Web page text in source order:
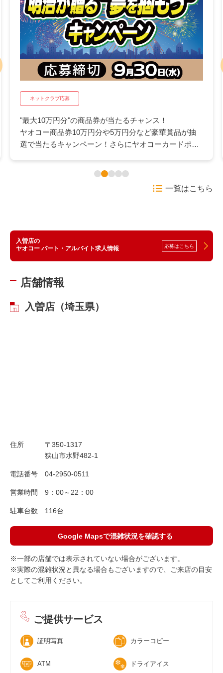
ネットクラブ応募
"最大10万円分"の商品券が当たるチャンス！
ヤオコー商品券10万円分や5万円分など豪華賞品が抽
選で当たるキャンペーン！さらにヤオコーカードポイ
一覧はこちら
入曽店の
ヤオコー パート・アルバイト求人情報
応募はこちら
店舗情報
入曽店（埼玉県）
住所
〒350-1317
狭山市水野482-1
電話番号 04-2950-0511
営業時間 9：00～22：00
駐車台数 116台
Google Mapsで混雑状況を確認する
※一部の店舗では表示されていない場合がございます。
※実際の混雑状況と異なる場合もございますので、ご来店の目安
としてご利用ください。
ご提供サービス
証明写真 カラーコピー
ATM ドライアイス